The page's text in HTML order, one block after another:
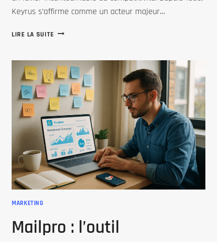
Keyrus s’affirme comme un acteur majeur…
LIRE LA SUITE KEYRUS
PILIER
ESSENTIEL
DANS
L’UNIVERS
DE
LA
TRANSFORMATION
DIGITALE
MARKETING
Mailpro : l’outil